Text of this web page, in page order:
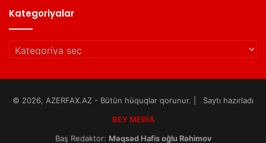
Kategoriyalar
Kategoriyalar
© 2026, AZERFAX.AZ - Bütün hüquqlar qorunur. | Saytı hazırladı
BEY MEDİA
Baş Redaktor: Məqsəd Hafis oğlu Rəhimov